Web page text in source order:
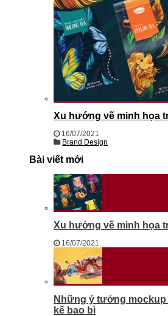
Xu hướng vẽ minh họa
16/07/2021
Brand Design
Bài viết mới
Xu hướng vẽ minh họa
16/07/2021
Những ý tưởng
kế bao bì